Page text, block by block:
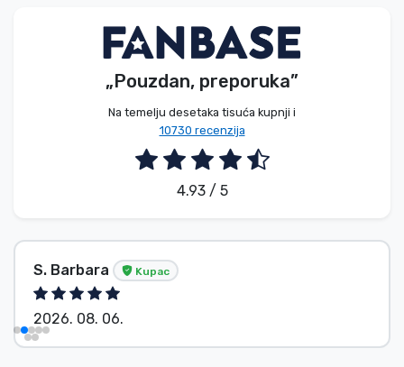
„Pouzdan, preporuka”
Na temelju desetaka tisuća kupnji i
10730 recenzija
4.93 / 5
S. Barbara Kupac
2026. 08. 06.